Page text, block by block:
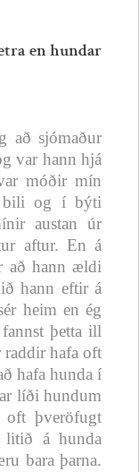
en hundar
að sjómaður
var hann hjá
móðir mín
bili og í býti
austan úr
aftur. En á
að hann ældi
hann eftir á
heim en ég
þetta ill
hafa oft
hafa hunda í
líði hundum
oft þveröfugt
litið á hunda
bara þarna.